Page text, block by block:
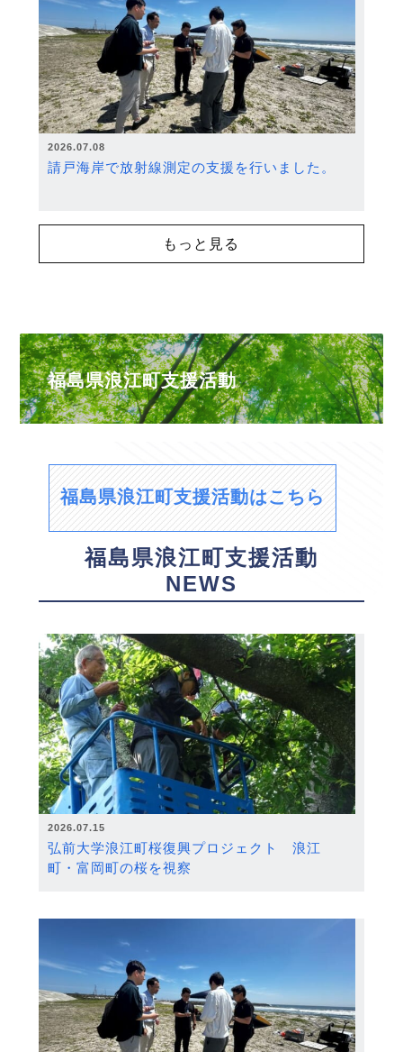
2026.07.08
請戸海岸で放射線測定の支援を行いました。
もっと見る
福島県浪江町支援活動
福島県浪江町支援活動はこちら
福島県浪江町支援活動
NEWS
2026.07.15
弘前大学浪江町桜復興プロジェクト 浪江
町・富岡町の桜を視察